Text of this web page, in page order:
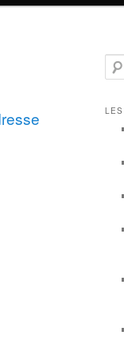
e
h